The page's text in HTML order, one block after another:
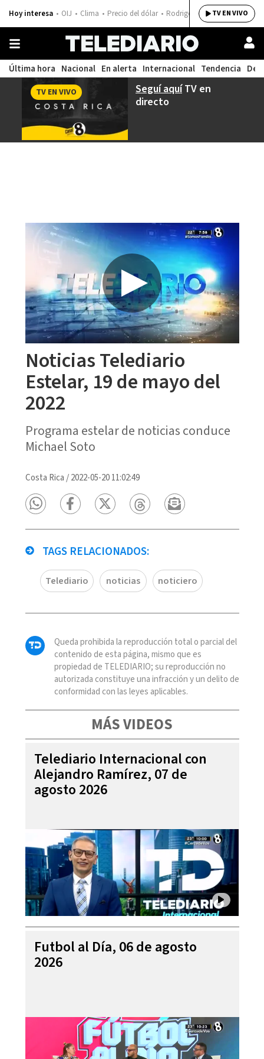
Hoy interesa OIJ Clima Precio del dólar Rodrigo ChavesTV EN VIVO
Última hora Nacional En alerta Internacional Tendencia
Seguí aquíTV en
directo
TV EN VIVO
Noticias Telediario
Estelar, 19 de mayo del
2022
Programa estelar de noticias conduce
Michael Soto
Costa Rica /2022-05-20 11:02:49
TAGS RELACIONADOS:
Telediario noticias noticiero
Queda prohibida la reproducción total o parcial del
contenido de esta página, mismo que es
propiedad de TELEDIARIO; su reproducción no
autorizada constituye una infracción y un delito de
conformidad con las leyes aplicables.
MÁS VIDEOS
Telediario Internacional con
Alejandro Ramírez, 07 de
agosto 2026
Futbol al Día, 06 de agosto
2026